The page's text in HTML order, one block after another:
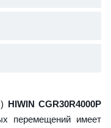
HIWIN CGR30R4000P
перемещений имеет